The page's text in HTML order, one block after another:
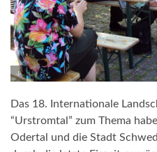
Das 18. Internationale
“Urstromtal” zum Thema
Odertal und die Stadt